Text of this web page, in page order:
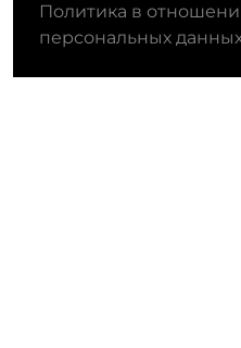
Политика в
персональных